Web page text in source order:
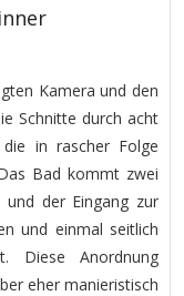
Kamera und den
Schnitte durch acht
in rascher Folge
Bad kommt zwei
der Eingang zur
und einmal seitlich
Diese Anordnung
eher manieristisch